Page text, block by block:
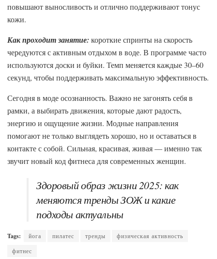
повышают выносливость и отлично поддерживают тонус
кожи.
Как проходит занятие: короткие спринты на скорость
чередуются с активным отдыхом в воде. В программе часто
используются доски и буйки. Темп меняется каждые 30–60
секунд, чтобы поддерживать максимальную эффективность.
Сегодня в моде осознанность. Важно не загонять себя в
рамки, а выбирать движения, которые дают радость,
энергию и ощущение жизни. Модные направления
помогают не только выглядеть хорошо, но и оставаться в
контакте с собой. Сильная, красивая, живая — именно так
звучит новый код фитнеса для современных женщин.
Здоровый образ жизни 2025: как
меняются тренды ЗОЖ и какие
подходы актуальны
Tags: йога пилатес тренды
физическая активность
фитнес